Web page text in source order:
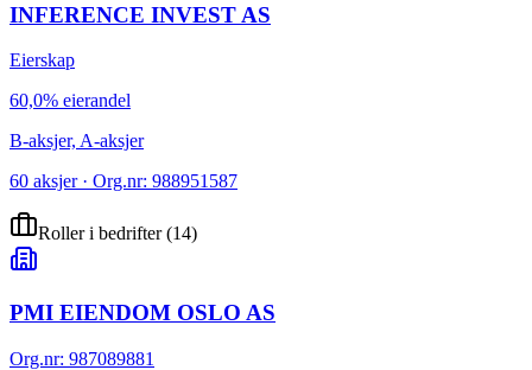
INFERENCE INVEST AS
Eierskap
60,0% eierandel
B-aksjer, A-aksjer
60 aksjer · Org.nr: 988951587
Roller i bedrifter(14)
PMI EIENDOM OSLO AS
Org.nr: 987089881